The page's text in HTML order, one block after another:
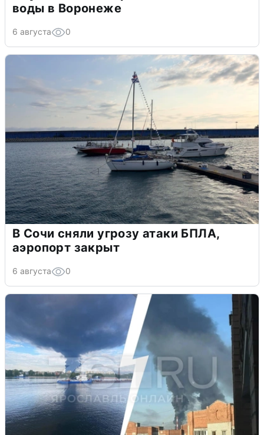
воды в Воронеже
6 августа 0
В Сочи сняли угрозу атаки БПЛА,
аэропорт закрыт
6 августа 0